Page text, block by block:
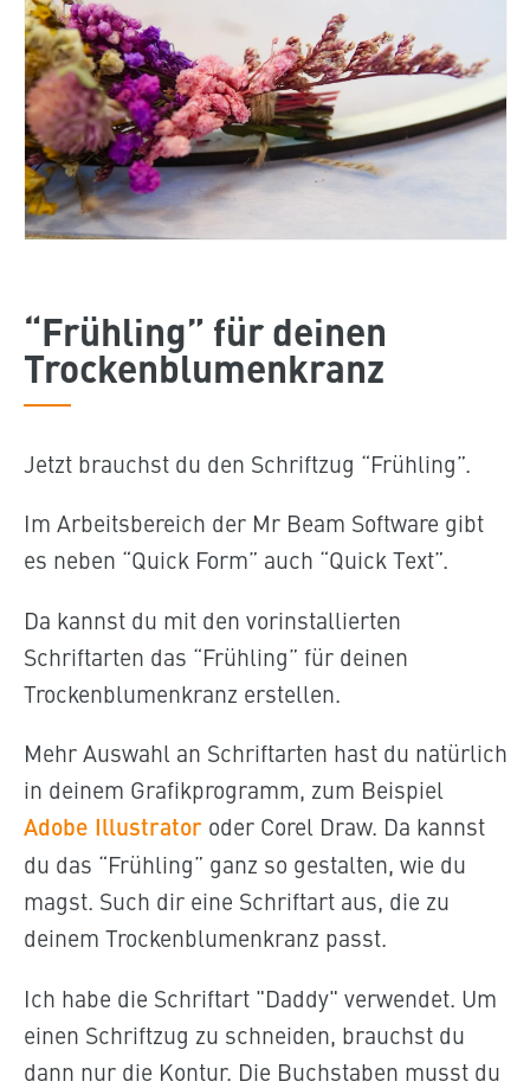
“Frühling” für deinen
Trockenblumenkranz
Jetzt brauchst du den Schriftzug “Frühling”.
Im Arbeitsbereich der Mr Beam Software gibt
es neben “Quick Form” auch “Quick Text”.
Da kannst du mit den vorinstallierten
Schriftarten das “Frühling” für deinen
Trockenblumenkranz erstellen.
Mehr Auswahl an Schriftarten hast du natürlich
in deinem Grafikprogramm, zum Beispiel
Adobe Illustratoroder Corel Draw. Da kannst
du das “Frühling” ganz so gestalten, wie du
magst. Such dir eine Schriftart aus, die zu
deinem Trockenblumenkranz passt.
Ich habe die Schriftart "Daddy" verwendet. Um
einen Schriftzug zu schneiden, brauchst du
dann nur die Kontur. Die Buchstaben musst du